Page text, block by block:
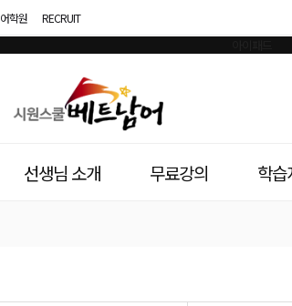
어학원 RECRUIT
선생님 소개 무료강의 학습